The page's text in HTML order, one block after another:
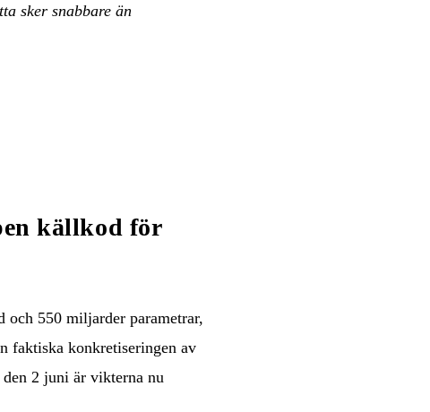
sker snabbare än
källkod för
550 miljarder parametrar,
faktiska konkretiseringen av
2 juni är vikterna nu